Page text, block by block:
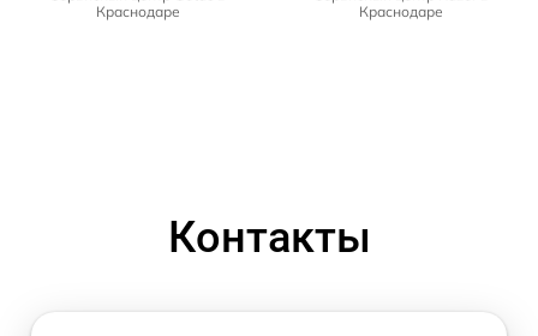
Краснодаре
Краснодаре
Контакты